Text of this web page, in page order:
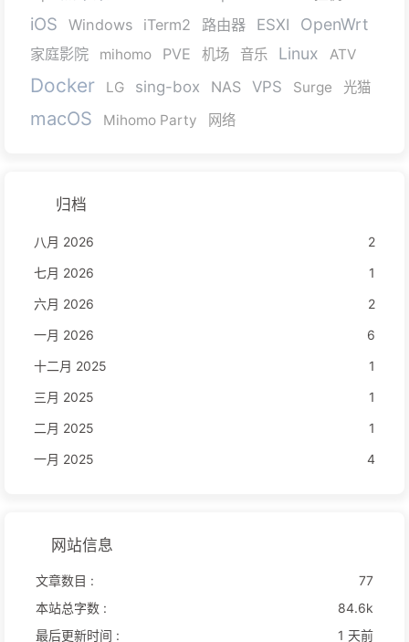
iOS Windows iTerm2 路由器 ESXI OpenWrt
家庭影院 mihomo PVE 机场 音乐 Linux ATV
Docker LG sing-box NAS VPS Surge 光猫
macOS Mihomo Party 网络
归档
八月 2026
2
七月 2026
1
六月 2026
2
一月 2026
6
十二月 2025
1
三月 2025
1
二月 2025
1
一月 2025
4
网站信息
文章数目 :
77
本站总字数 :
84.6k
最后更新时间 :
1 天前